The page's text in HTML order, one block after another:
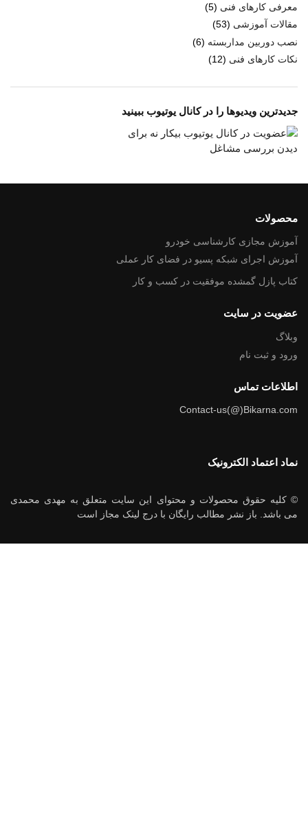
معرفی کارهای فنی (5)
مقالات آموزشی (53)
نصب دوربین مداربسته (6)
نکات کارهای فنی (12)
جدیدترین ویدیوها را در کانال یوتیوب ببینید
محصولات
آموزش مجازی کارشناسی خودرو
آموزش اجرای شبکه پسیو در فضای کار عملی
کتاب پازل گمشده موفقیت در کسب و کار
عضویت در سایت
وبلاگ
ورود و ثبت نام
اطلاعات تماس
Contact-us(@)Bikarna.com
نماد اعتماد الکترونیک
© کلیه حقوق محصولات و محتوای این سایت متعلق به مهدی محمدی
می باشد. باز نشر مطالب رایگان با درج لینک مجاز است